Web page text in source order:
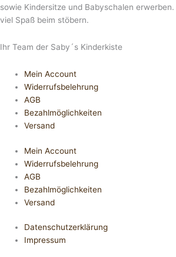
sowie Kindersitze und Babyschalen
viel Spaß beim stöbern.
Ihr Team der Saby´s Kinderkiste
Mein Account
Widerrufsbelehrung
AGB
Bezahlmöglichkeiten
Versand
Mein Account
Widerrufsbelehrung
AGB
Bezahlmöglichkeiten
Versand
Datenschutzerklärung
Impressum